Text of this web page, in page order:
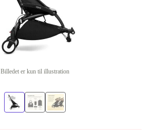
Billedet er kun til illustration